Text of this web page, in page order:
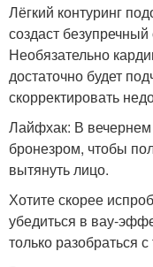
Лёгкий контуринг
создаст
Необязательно
достаточно будет
скорректировать
Лайфхак: В вечернем
бронезром, чтобы
вытянуть лицо.
Хотите скорее
убедиться в вау-
только разобраться